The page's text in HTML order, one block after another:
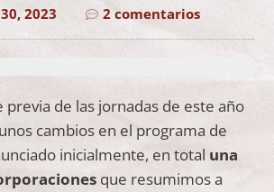
2023 2 comentarios
previa de las jornadas de este año
cambios en el programa de
inicialmente, en total una
que resumimos a